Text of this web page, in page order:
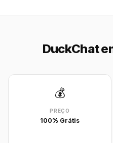
DuckChat
💰
PREÇO
100% Grátis